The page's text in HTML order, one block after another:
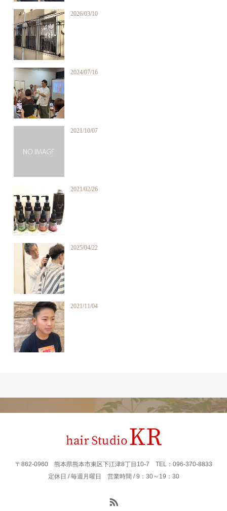
2026/03/10
2024/07/16
2021/10/07
2021/02/26
2025/04/22
2021/11/04
〒862‐0960 熊本県熊本市東区下江津8丁目10-7 TEL：096-370-8833
定休日 / 毎週月曜日 営業時間 / 9：30～19：30